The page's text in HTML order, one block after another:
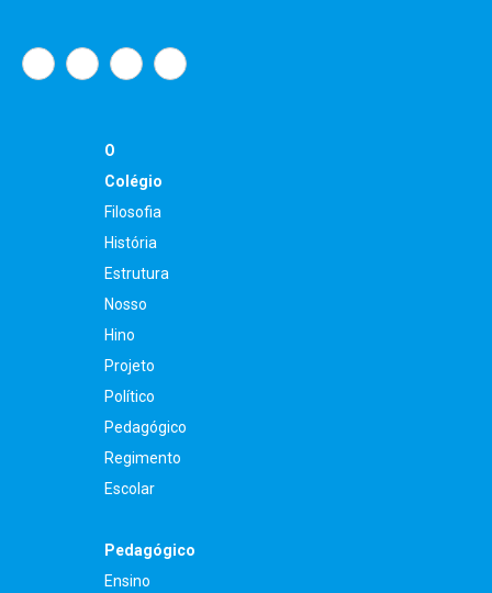
O
Colégio
Filosofia
História
Estrutura
Nosso
Hino
Projeto
Político
Pedagógico
Regimento
Escolar
Pedagógico
Ensino